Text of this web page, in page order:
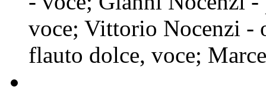
voce; Vittorio Nocenzi -
flauto dolce, voce;